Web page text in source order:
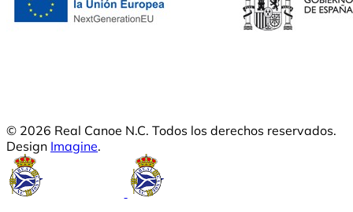
© 2026 Real Canoe N.C. Todos los derechos reservados.
Design Imagine.